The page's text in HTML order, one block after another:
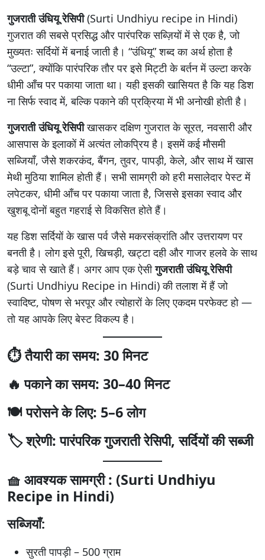
गुजराती उंधियू रेसिपी(Surti Undhiyu recipe in Hindi)
गुजरात की सबसे प्रसिद्ध और पारंपरिक सब्ज़ियों में से एक है, जो
मुख्यतः सर्दियों में बनाई जाती है। “उंधियू” शब्द का अर्थ होता है
“उल्टा”, क्योंकि पारंपरिक तौर पर इसे मिट्टी के बर्तन में उल्टा करके
धीमी आँच पर पकाया जाता था। यही इसकी खासियत है कि यह डिश
ना सिर्फ स्वाद में, बल्कि पकाने की प्रक्रिया में भी अनोखी होती है।
गुजराती उंधियू रेसिपीखासकर दक्षिण गुजरात के सूरत, नवसारी और
आसपास के इलाकों में अत्यंत लोकप्रिय है। इसमें कई मौसमी
सब्जियाँ, जैसे शकरकंद, बैंगन, तुवर, पापड़ी, केले, और साथ में खास
मेथी मुठिया शामिल होती हैं। सभी सामग्री को हरी मसालेदार पेस्ट में
लपेटकर, धीमी आँच पर पकाया जाता है, जिससे इसका स्वाद और
खुशबू दोनों बहुत गहराई से विकसित होते हैं।
यह डिश सर्दियों के खास पर्व जैसे मकरसंक्रांति और उत्तरायण पर
बनती है। लोग इसे पूरी, खिचड़ी, खट्टा दही और गाजर हलवे के साथ
बड़े चाव से खाते हैं। अगर आप एक ऐसीगुजराती उंधियू रेसिपी
(Surti Undhiyu Recipe in Hindi) की तलाश में हैं जो
स्वादिष्ट, पोषण से भरपूर और त्योहारों के लिए एकदम परफेक्ट हो —
तो यह आपके लिए बेस्ट विकल्प है।
⏱️ तैयारी का समय: 30 मिनट
🔥 पकाने का समय: 30–40 मिनट
🍽️ परोसने के लिए: 5–6 लोग
🏷️ श्रेणी: पारंपरिक गुजराती रेसिपी, सर्दियों की सब्जी
🧺 आवश्यक सामग्री : (Surti Undhiyu
Recipe in Hindi)
सब्जियाँ:
सुरती पापड़ी – 500 ग्राम